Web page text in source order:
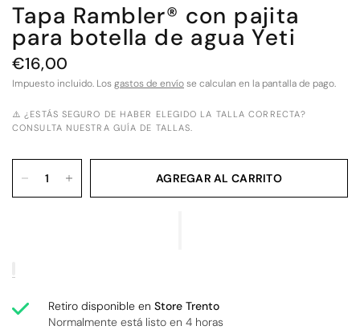
Tapa Rambler® con pajita
para botella de agua Yeti
€16,00
Impuesto incluido. Losgastos de envíose calculan en la pantalla de pago.
⚠️ ¿ESTÁS SEGURO DE HABER ELEGIDO LA TALLA CORRECTA?
CONSULTA NUESTRA GUÍA DE TALLAS.
AGREGAR AL CARRITO
Retiro disponible enStore Trento
Normalmente está listo en 4 horas